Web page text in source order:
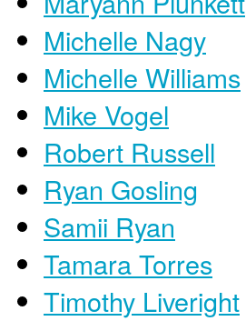
Michelle Nagy
Michelle Williams
Mike Vogel
Robert Russell
Ryan Gosling
Samii Ryan
Tamara Torres
Timothy Liveright